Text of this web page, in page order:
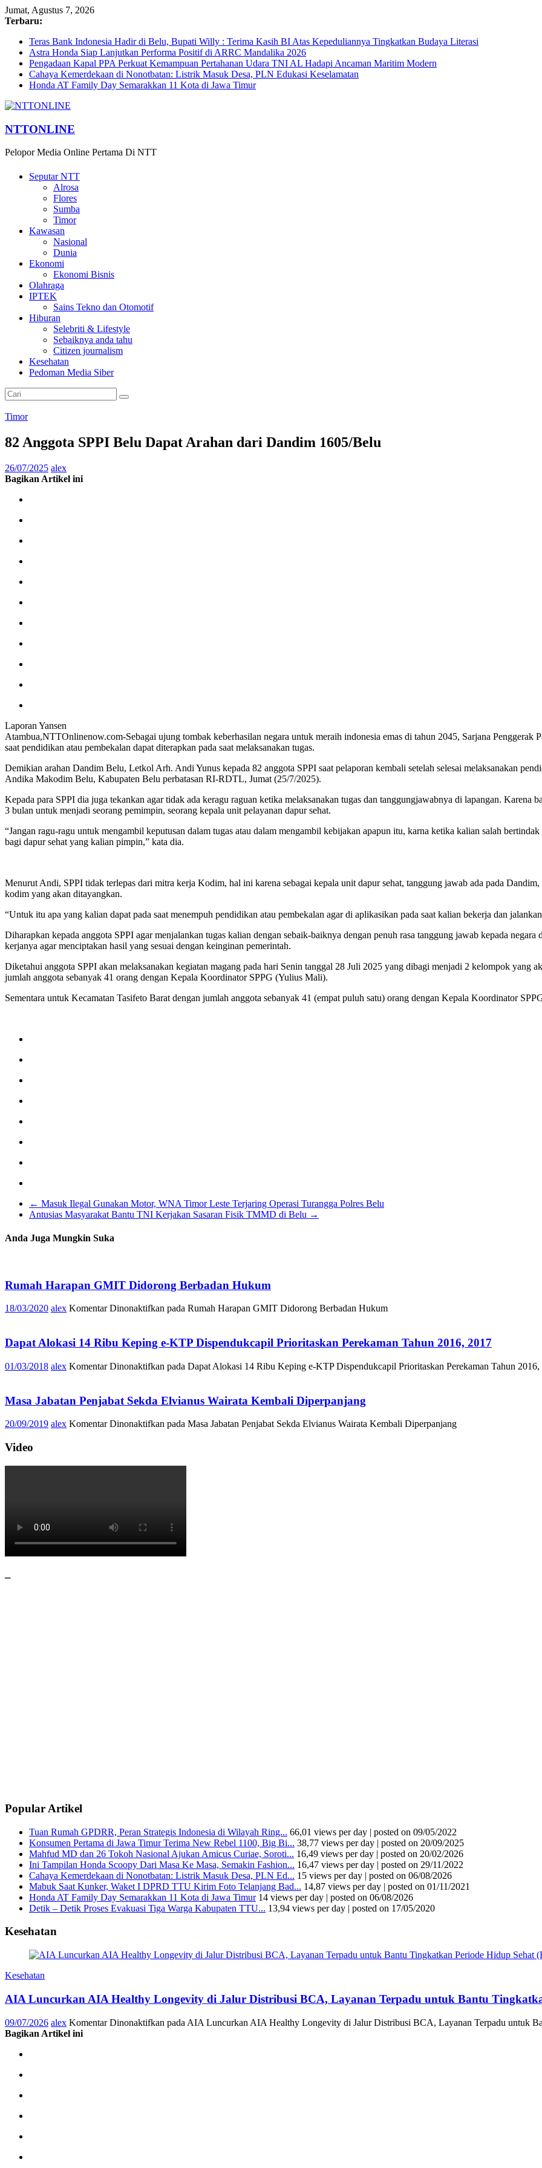
Jumat, Agustus 7, 2026
Terbaru:
Teras Bank Indonesia Hadir di Belu, Bupati Willy : Terima Kasih BI Atas Kepeduliannya Tingkatkan Budaya Literasi
Astra Honda Siap Lanjutkan Performa Positif di ARRC Mandalika 2026
Pengadaan Kapal PPA Perkuat Kemampuan Pertahanan Udara TNI AL Hadapi Ancaman Maritim Modern
Cahaya Kemerdekaan di Nonotbatan: Listrik Masuk Desa, PLN Edukasi Keselamatan
Honda AT Family Day Semarakkan 11 Kota di Jawa Timur
NTTONLINE
Pelopor Media Online Pertama Di NTT
Seputar NTT
Alrosa
Flores
Sumba
Timor
Kawasan
Nasional
Dunia
Ekonomi
Ekonomi Bisnis
Olahraga
IPTEK
Sains Tekno dan Otomotif
Hiburan
Selebriti & Lifestyle
Sebaiknya anda tahu
Citizen journalism
Kesehatan
Pedoman Media Siber
Timor
82 Anggota SPPI Belu Dapat Arahan dari Dandim 1605/Belu
26/07/2025 alex
Bagikan Artikel ini
Laporan Yansen
Atambua,NTTOnlinenow.com-Sebagai ujung tombak keberhasilan negara untuk meraih indonesia emas di tahun 2045, Sarjana Penggerak
saat pendidikan atau pembekalan dapat diterapkan pada saat melaksanakan tugas.
Demikian arahan Dandim Belu, Letkol Arh. Andi Yunus kepada 82 anggota SPPI saat pelaporan kembali setelah selesai melaksanakan
Andika Makodim Belu, Kabupaten Belu perbatasan RI-RDTL, Jumat (25/7/2025).
Kepada para SPPI dia juga tekankan agar tidak ada keragu raguan ketika melaksanakan tugas dan tanggungjawabnya di lapangan. Karena
3 bulan untuk menjadi seorang pemimpin, seorang kepala unit pelayanan dapur sehat.
“Jangan ragu-ragu untuk mengambil keputusan dalam tugas atau dalam mengambil kebijakan apapun itu, karna ketika kalian salah
bagi dapur sehat yang kalian pimpin,” kata dia.
Menurut Andi, SPPI tidak terlepas dari mitra kerja Kodim, hal ini karena sebagai kepala unit dapur sehat, tanggung jawab ada pada Dandim,
kodim yang akan ditayangkan.
“Untuk itu apa yang kalian dapat pada saat menempuh pendidikan atau pembekalan agar di aplikasikan pada saat kalian bekerja dan
Diharapkan kepada anggota SPPI agar menjalankan tugas kalian dengan sebaik-baiknya dengan penuh rasa tanggung jawab kepada
kerjanya agar menciptakan hasil yang sesuai dengan keinginan pemerintah.
Diketahui anggota SPPI akan melaksanakan kegiatan magang pada hari Senin tanggal 28 Juli 2025 yang dibagi menjadi 2 kelompok yang
jumlah anggota sebanyak 41 orang dengan Kepala Koordinator SPPG (Yulius Mali).
Sementara untuk Kecamatan Tasifeto Barat dengan jumlah anggota sebanyak 41 (empat puluh satu) orang dengan Kepala Koordinator
← Masuk Ilegal Gunakan Motor, WNA Timor Leste Terjaring Operasi Turangga Polres Belu
Antusias Masyarakat Bantu TNI Kerjakan Sasaran Fisik TMMD di Belu →
Anda Juga Mungkin Suka
Rumah Harapan GMIT Didorong Berbadan Hukum
18/03/2020 alex Komentar Dinonaktifkan pada Rumah Harapan GMIT Didorong Berbadan Hukum
Dapat Alokasi 14 Ribu Keping e-KTP Dispendukcapil Prioritaskan Perekaman Tahun 2016, 2017
01/03/2018 alex Komentar Dinonaktifkan pada Dapat Alokasi 14 Ribu Keping e-KTP Dispendukcapil Prioritaskan Perekaman Tahun 2016,
Masa Jabatan Penjabat Sekda Elvianus Wairata Kembali Diperpanjang
20/09/2019 alex Komentar Dinonaktifkan pada Masa Jabatan Penjabat Sekda Elvianus Wairata Kembali Diperpanjang
Video
–
Popular Artikel
Tuan Rumah GPDRR, Peran Strategis Indonesia di Wilayah Ring... 66,01 views per day | posted on 09/05/2022
Konsumen Pertama di Jawa Timur Terima New Rebel 1100, Big Bi... 38,77 views per day | posted on 20/09/2025
Mahfud MD dan 26 Tokoh Nasional Ajukan Amicus Curiae, Soroti... 16,49 views per day | posted on 20/02/2026
Ini Tampilan Honda Scoopy Dari Masa Ke Masa, Semakin Fashion... 16,47 views per day | posted on 29/11/2022
Cahaya Kemerdekaan di Nonotbatan: Listrik Masuk Desa, PLN Ed... 15 views per day | posted on 06/08/2026
Mabuk Saat Kunker, Waket I DPRD TTU Kirim Foto Telanjang Bad... 14,87 views per day | posted on 01/11/2021
Honda AT Family Day Semarakkan 11 Kota di Jawa Timur 14 views per day | posted on 06/08/2026
Detik – Detik Proses Evakuasi Tiga Warga Kabupaten TTU... 13,94 views per day | posted on 17/05/2020
Kesehatan
Kesehatan
AIA Luncurkan AIA Healthy Longevity di Jalur Distribusi BCA, Layanan Terpadu untuk Bantu
09/07/2026 alex Komentar Dinonaktifkan pada AIA Luncurkan AIA Healthy Longevity di Jalur Distribusi BCA, Layanan Terpadu untuk
Bagikan Artikel ini